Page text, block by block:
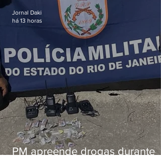
PM apreende drogas durante
Jornal Daki
há 13 horas